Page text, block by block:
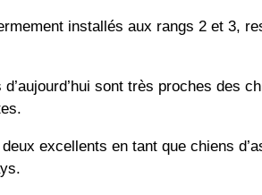
installés aux rangs 2 et 3,
sont très proches des
excellents en tant que chiens